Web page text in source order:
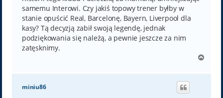
samemu Interowi. Czy jakiś topowy trener byłby w
stanie opuścić Real, Barcelonę, Bayern, Liverpool dla
kasy? Tą decyzją zabił swoją legendę, jednak
podziękowania się należą, a pewnie jeszcze za nim
zatęsknimy.
g
miniu86